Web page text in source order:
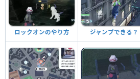
ロックオンのやり方 ジャンプできる？